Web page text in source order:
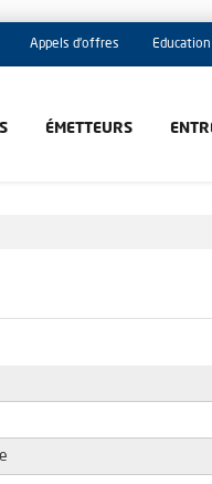
Appels d'offres
ÉMETTEURS